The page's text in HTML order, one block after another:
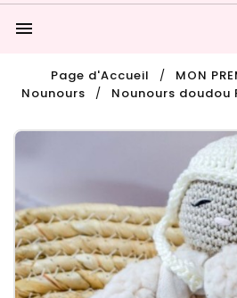

Page d'Accueil
MON
Nounours
Nounours doudou